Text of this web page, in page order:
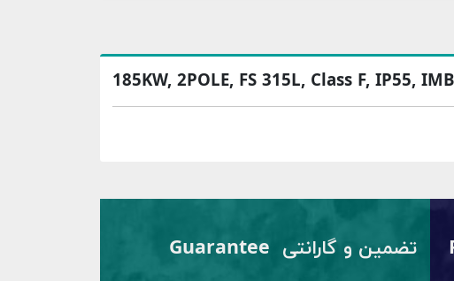
185KW, 2POLE, FS 315L, Class F, IP55,